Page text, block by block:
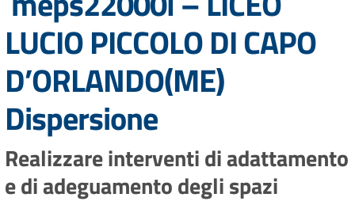
LUCIO PICCOLO DI CAPO
D’ORLANDO(ME)
Dispersione
Realizzare interventi di adattamento
e di adeguamento degli spazi